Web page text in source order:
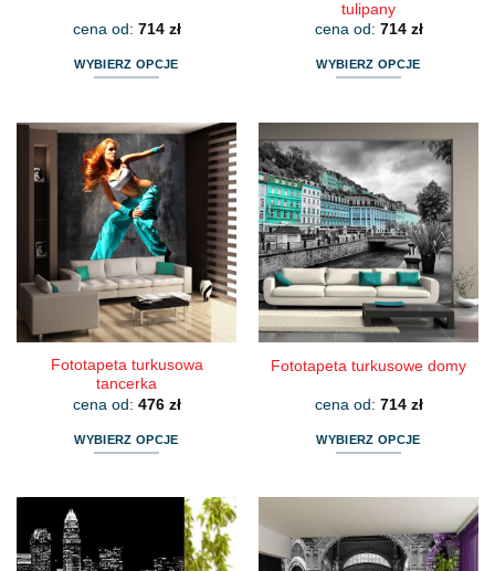
cena od: 714 zł
WYBIERZ OPCJE
ma
wiele
wariantów.
Opcje
można
wybrać
na
stronie
produktu
tulipany
cena od: 714 zł
WYBIERZ OPCJE
ma
wiele
wariantów.
Opcje
można
wybrać
na
stronie
produktu
Fototapeta turkusowa
tancerka
cena od: 476 zł
WYBIERZ OPCJE
wariantów.
Fototapeta turkusowe domy
cena od: 714 zł
WYBIERZ OPCJE
wiele
wariantów.